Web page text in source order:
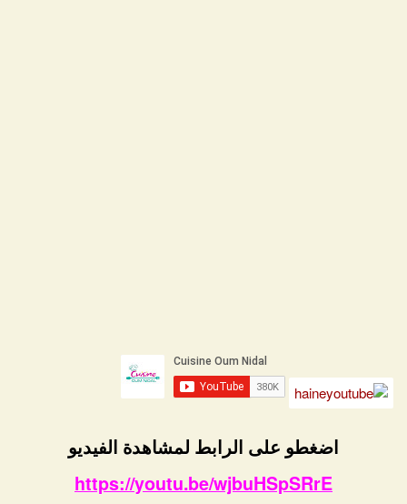
اضغطو على الرابط لمشاهدة الفيديو
https://youtu.be/wjbuHSpSRrE